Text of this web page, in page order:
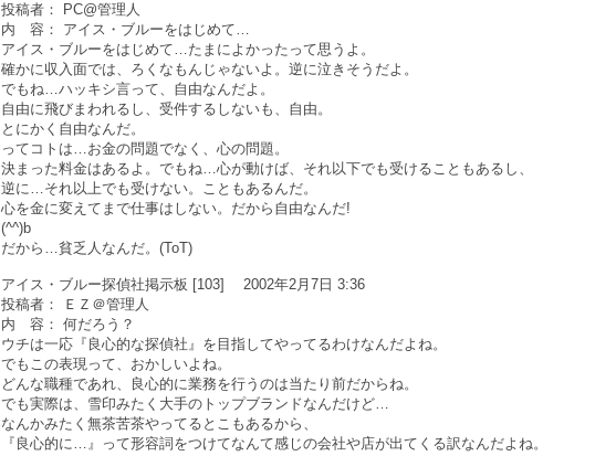
投稿者： PC@管理人
内 容： アイス・ブルーをはじめて…
アイス・ブルーをはじめて…たまによかったって思うよ。
確かに収入面では、ろくなもんじゃないよ。逆に泣きそうだよ。
でもね…ハッキシ言って、自由なんだよ。
自由に飛びまわれるし、受件するしないも、自由。
とにかく自由なんだ。
ってコトは…お金の問題でなく、心の問題。
決まった料金はあるよ。でもね…心が動けば、それ以下でも受けることもあるし、
逆に…それ以上でも受けない。こともあるんだ。
心を金に変えてまで仕事はしない。だから自由なんだ!
(^^)b
だから…貧乏人なんだ。(ToT)
アイス・ブルー探偵社掲示板 [103] 2002年2月7日 3:36
投稿者： ＥＺ＠管理人
内 容： 何だろう？
ウチは一応『良心的な探偵社』を目指してやってるわけなんだよね。
でもこの表現って、おかしいよね。
どんな職種であれ、良心的に業務を行うのは当たり前だからね。
でも実際は、雪印みたく大手のトップブランドなんだけど…
なんかみたく無茶苦茶やってるとこもあるから、
『良心的に…』って形容詞をつけてなんて感じの会社や店が出てくる訳なんだよね。